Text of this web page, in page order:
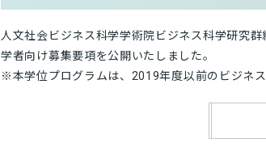
人文社会ビジネス科学学術院ビジネス科学研究
学者向け募集要項を公開いたしました。
※本学位プログラムは、2019年度以前のビジネ